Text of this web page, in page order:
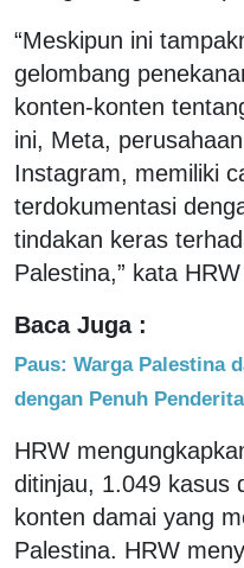
“Meskipun ini
gelombang
konten-konten
ini, Meta,
Instagram, memiliki
terdokumentasi
tindakan keras
Palestina,” kata
Baca Juga :
Paus: Warga Palestina
dengan Penuh
HRW
ditinjau, 1.049 kasus
konten damai yang
Palestina. HRW